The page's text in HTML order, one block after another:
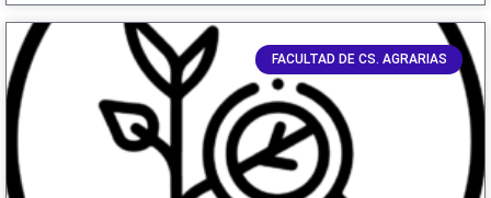
FACULTAD DE CS. AGRARIAS